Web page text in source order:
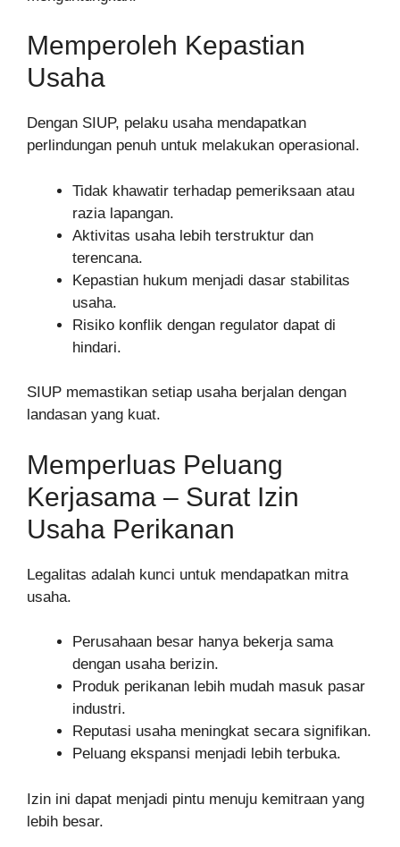
Memperoleh Kepastian
Usaha
Dengan SIUP, pelaku usaha mendapatkan
perlindungan penuh untuk melakukan operasional.
Tidak khawatir terhadap pemeriksaan atau
razia lapangan.
Aktivitas usaha lebih terstruktur dan
terencana.
Kepastian hukum menjadi dasar stabilitas
usaha.
Risiko konflik dengan regulator dapat di
hindari.
SIUP memastikan setiap usaha berjalan dengan
landasan yang kuat.
Memperluas Peluang
Kerjasama – Surat Izin
Usaha Perikanan
Legalitas adalah kunci untuk mendapatkan mitra
usaha.
Perusahaan besar hanya bekerja sama
dengan usaha berizin.
Produk perikanan lebih mudah masuk pasar
industri.
Reputasi usaha meningkat secara signifikan.
Peluang ekspansi menjadi lebih terbuka.
Izin ini dapat menjadi pintu menuju kemitraan yang
lebih besar.